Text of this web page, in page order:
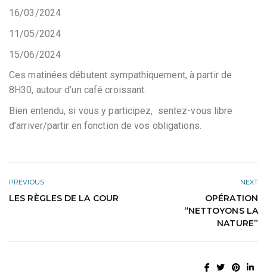
16/03/2024
11/05/2024
15/06/2024
Ces matinées débutent sympathiquement, à partir de
8H30, autour d’un café croissant.
Bien entendu, si vous y participez, sentez-vous libre
d’arriver/partir en fonction de vos obligations.
PREVIOUS
LES RÈGLES DE LA COUR
NEXT
OPÉRATION
“NETTOYONS LA
NATURE”